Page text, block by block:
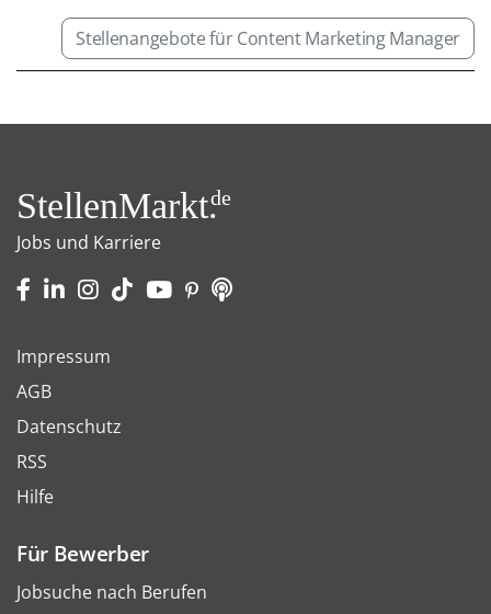
Stellenangebote für Content Marketing Manager
StellenMarkt.de
Jobs und Karriere
Impressum
AGB
Datenschutz
RSS
Hilfe
Für Bewerber
Jobsuche nach Berufen